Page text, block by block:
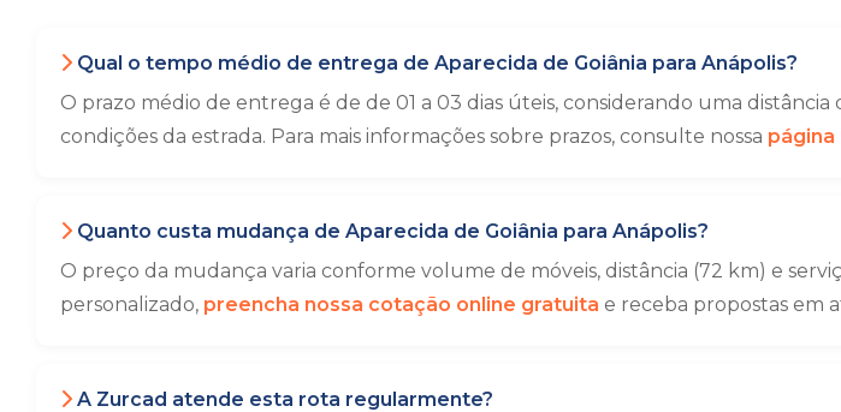
Qual o tempo médio de entrega de Aparecida de Goiânia para Anápolis?
O prazo médio de entrega é de de 01 a 03 dias úteis, considerando uma
condições da estrada. Para mais informações sobre prazos, consulte nossa
Quanto custa mudança de Aparecida de Goiânia para Anápolis?
O preço da mudança varia conforme volume de móveis, distância (72 km) e
personalizado, preencha nossa cotação online gratuita e receba propostas em
A Zurcad atende esta rota regularmente?